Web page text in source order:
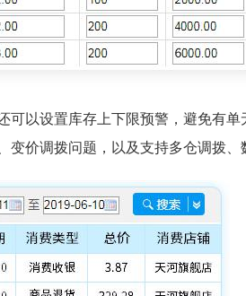
可以设置库存上下限预警，避免有单
价调拨问题，以及支持多仓调拨、